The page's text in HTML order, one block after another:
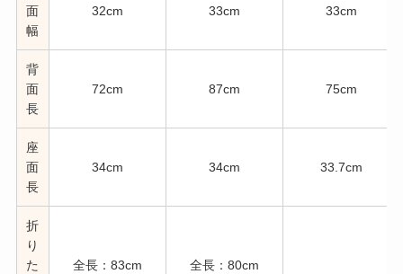
面
幅
32cm 33cm 33cm
背
面
長
72cm 87cm 75cm
座
面
長
34cm 34cm 33.7cm
折
り
た
全長：83cm
全長：80cm